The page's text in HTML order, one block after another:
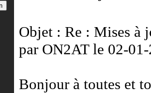
Objet : Re : Mises à
par ON2AT le 02-
Bonjour à toutes et